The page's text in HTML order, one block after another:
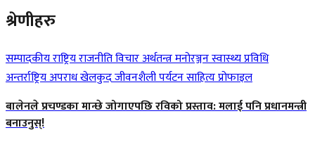
श्रेणीहरु
सम्पादकीयराष्ट्रियराजनीतिविचारअर्थतन्त्रमनोरञ्जनस्वास्थ्यप्रविधि
अन्तर्राष्ट्रियअपराधखेलकुदजीवनशैलीपर्यटनसाहित्यप्रोफाइल
बालेनले प्रचण्डका मान्छे जोगाएपछि रविको प्रस्ताव: मलाई पनि प्रधानमन्त्री
बनाउनुस्!